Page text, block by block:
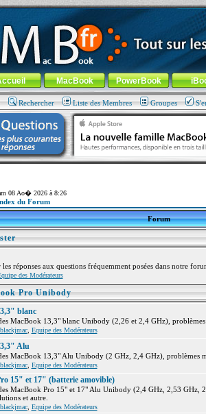
Apple... 100% nomade !
-Aller au menu général-Aller au menu de
MacBook PowerBook
Rechercher Liste des Membres Groupes
08 Ao� 2026 à 8:26
du Forum
Forum
réponses aux questions fréquemment posées dans notre
des Modérateurs
Pro Unibody
blanc
MacBook 13,3" blanc Unibody (2,26 et 2,4 GHz),
blackjmac, Equipe des Modérateurs
Alu
MacBook 13,3" Alu Unibody (2 GHz, 2,4 GHz), problèmes
blackjmac, Equipe des Modérateurs
15" et 17" (batterie amovible)
MacBook Pro 15" et 17" Alu Unibody (2,4 GHz, 2,53 GHz,
et autre.
blackjmac, Equipe des Modérateurs